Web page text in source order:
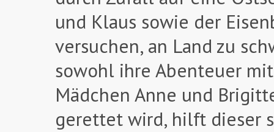
und Klaus sowie der
versuchen, an Land zu
sowohl ihre Abenteuer
Mädchen Anne und
gerettet wird, hilft dieser